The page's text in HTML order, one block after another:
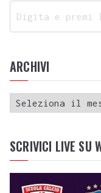
ARCHIVI
SCRIVICI LIVE